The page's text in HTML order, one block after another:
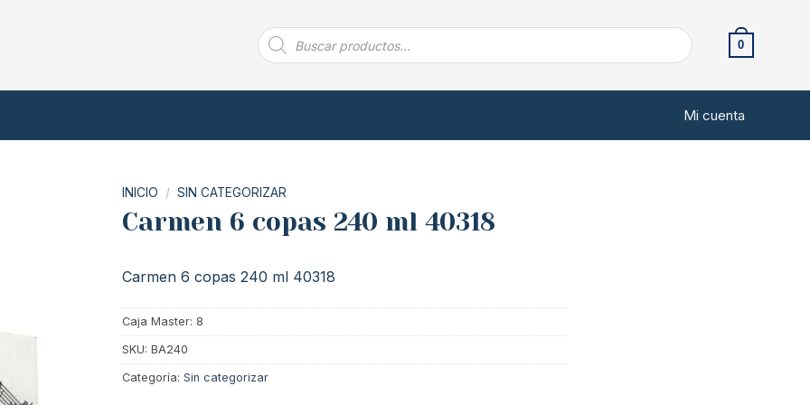
Búsqueda
de
productos
0
Mi cuenta
INICIO / SIN CATEGORIZAR
Carmen 6 copas 240 ml 40318
Carmen 6 copas 240 ml 40318
Caja Master: 8
SKU: BA240
Categoría: Sin categorizar